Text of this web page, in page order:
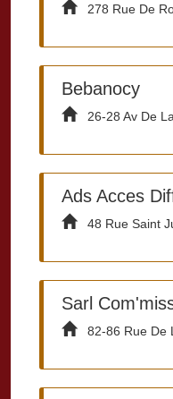
278 Rue De
Bebanocy
26-28 Av De La
Ads Acces
48 Rue Saint
Sarl
82-86 Rue De